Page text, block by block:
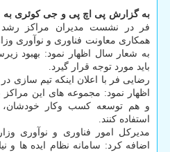
به گزارش پی اچ پی و جی کوئری به
فر در نشست مدیران مراکز رشد
همکاری معاونت فناوری و نوآوری
به شعار سال اظهار نمود: بهبود
باید مورد توجه قرار گیرد.
رضایی فر با اعلان اینکه تیم سازی
اظهار نمود: مجموعه های این مراکز
و هم توسعه کسب وکار خودشان،
استفاده کنند.
مدیرکل امور فناوری و نوآوری
اضافه کرد: سامانه نظام ایده ها و